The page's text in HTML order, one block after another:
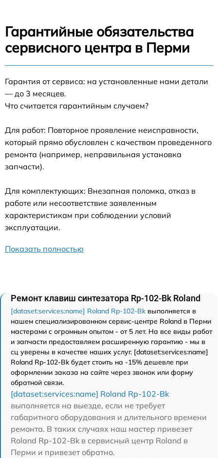
Гарантийные обязательства
сервисного центра в Перми
Гарантия от сервиса: на установленные нами детали
— до 3 месяцев.
Что считается гарантийным случаем?
Для работ: Повторное проявление неисправности,
который прямо обусловлен с качеством проведенного
ремонта (например, неправильная установка
запчасти).
Для комплектующих: Внезапная поломка, отказ в
работе или несоответствие заявленным
характеристикам при соблюдении условий
эксплуатации.
Показать полностью
Ремонт клавиш синтезатора Rp-102-Bk Roland
[dataset:services:name] Roland Rp-102-Bk выполняется в
нашем специализированном сервис-центре Roland в Перми
мастерами с огромным опытом - от 5 лет. На все виды работ
и запчасти предоставляем расширенную гарантию - мы в
сц уверены в качестве наших услуг. [dataset:services:name]
Roland Rp-102-Bk будет стоить на -15% дешевле при
оформлении заказа на сайте через звонок или форму
обратной связи.
[dataset:services:name] Roland Rp-102-Bk
выполняется на выезде, если не требует
габаритного оборудования и длительного времени
ремонта. В таких случаях наш мастер привезет
Roland Rp-102-Bk в сервисный центр Roland в
Перми и привезет обратно.